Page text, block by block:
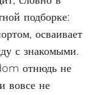
подборке:
осваивает
с знакомыми.
отнюдь не
вовсе не